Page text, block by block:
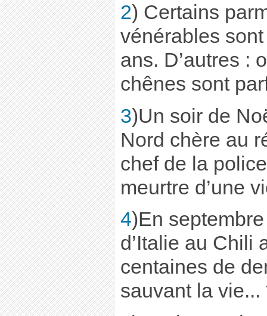
2) Certains
vénérables
ans. D’autres :
chênes sont
3)Un soir de
Nord chère au
chef de la
meurtre d’une
4)En
d’Italie au Chili
centaines de
sauvant la vie...